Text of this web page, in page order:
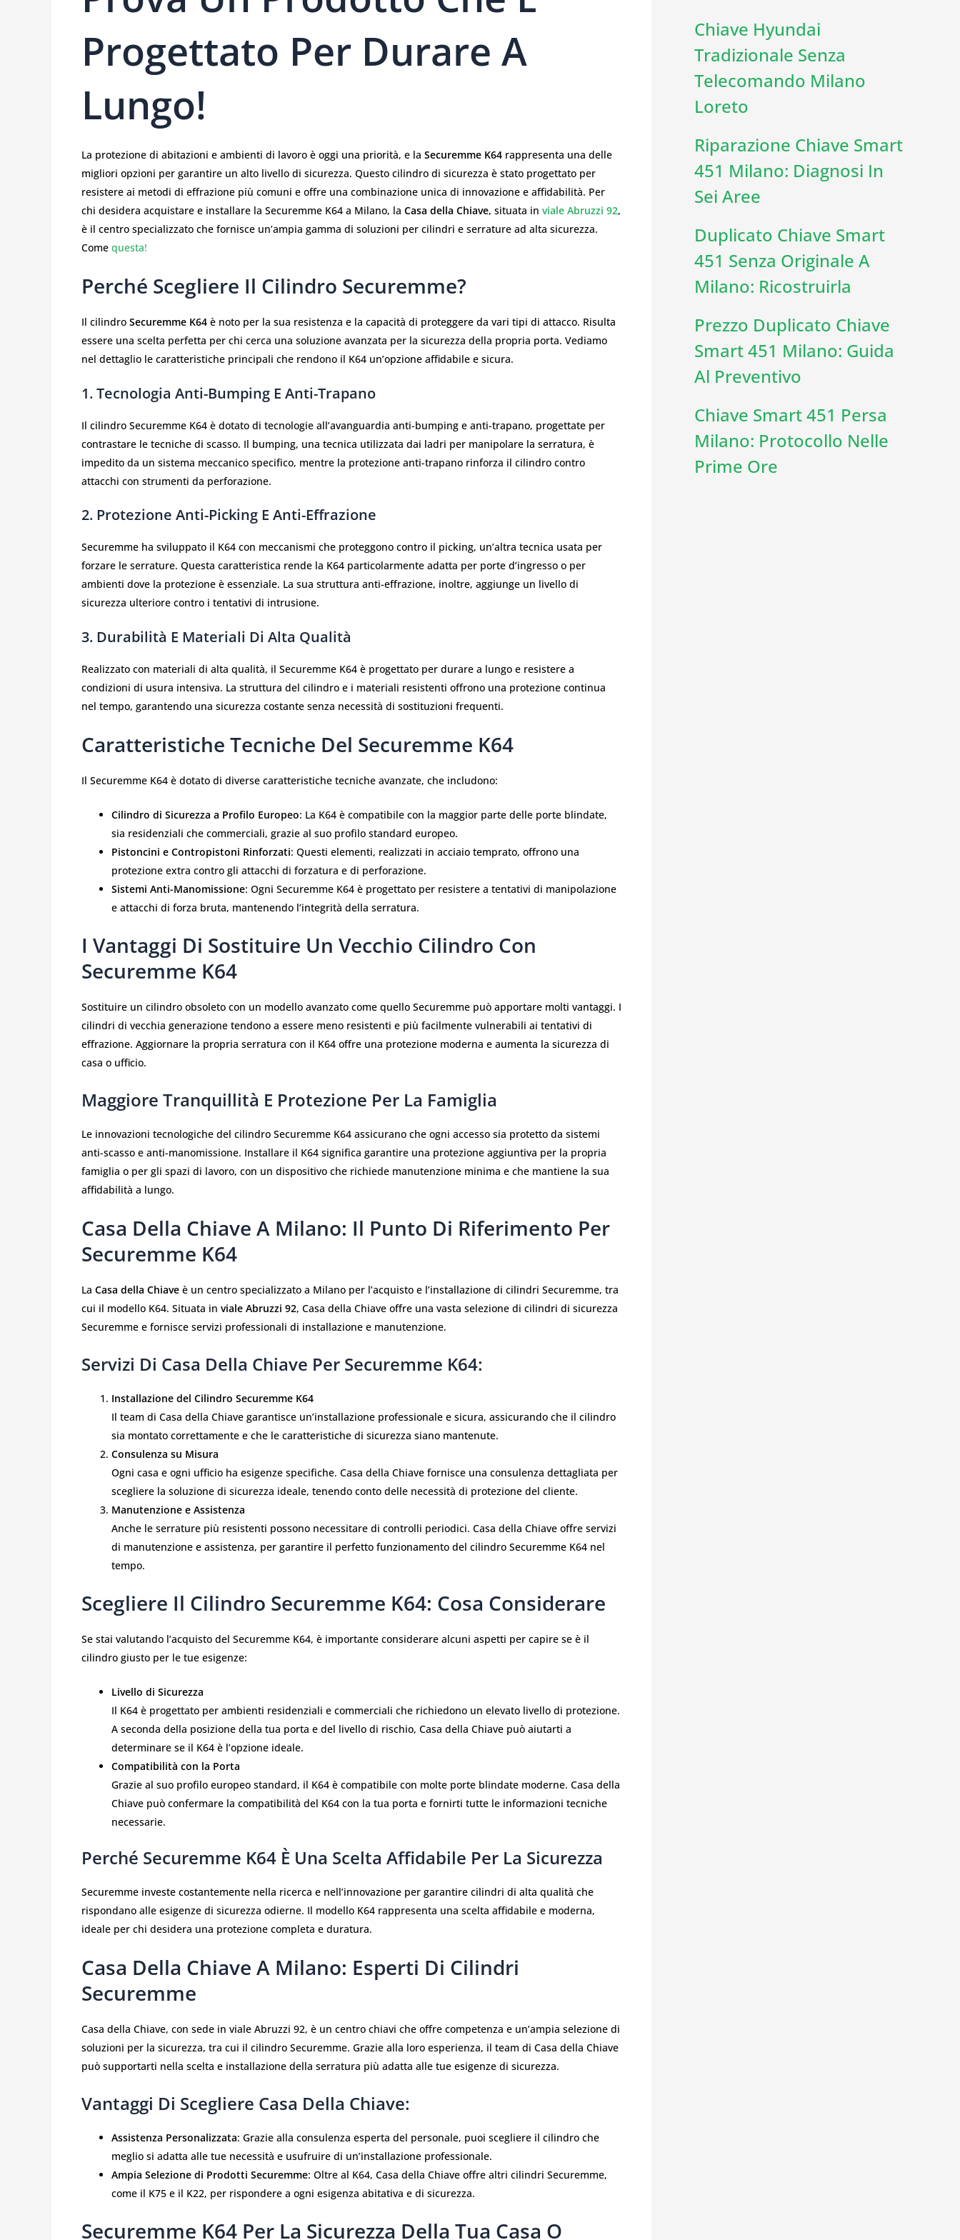
Progettato Per Durare A
Lungo!
La protezione di abitazioni e ambienti di lavoro è oggi una priorità, e la Securemme K64 rappresenta una delle
migliori opzioni per garantire un alto livello di sicurezza. Questo cilindro di sicurezza è stato progettato per
resistere ai metodi di effrazione più comuni e offre una combinazione unica di innovazione e affidabilità. Per
chi desidera acquistare e installare la Securemme K64 a Milano, la Casa della Chiave, situata in viale Abruzzi 92,
è il centro specializzato che fornisce un’ampia gamma di soluzioni per cilindri e serrature ad alta sicurezza.
Come questa!
Perché Scegliere Il Cilindro Securemme?
Il cilindro Securemme K64 è noto per la sua resistenza e la capacità di proteggere da vari tipi di attacco. Risulta
essere una scelta perfetta per chi cerca una soluzione avanzata per la sicurezza della propria porta. Vediamo
nel dettaglio le caratteristiche principali che rendono il K64 un’opzione affidabile e sicura.
1. Tecnologia Anti-Bumping E Anti-Trapano
Il cilindro Securemme K64 è dotato di tecnologie all’avanguardia anti-bumping e anti-trapano, progettate per
contrastare le tecniche di scasso. Il bumping, una tecnica utilizzata dai ladri per manipolare la serratura, è
impedito da un sistema meccanico specifico, mentre la protezione anti-trapano rinforza il cilindro contro
attacchi con strumenti da perforazione.
2. Protezione Anti-Picking E Anti-Effrazione
Securemme ha sviluppato il K64 con meccanismi che proteggono contro il picking, un’altra tecnica usata per
forzare le serrature. Questa caratteristica rende la K64 particolarmente adatta per porte d’ingresso o per
ambienti dove la protezione è essenziale. La sua struttura anti-effrazione, inoltre, aggiunge un livello di
sicurezza ulteriore contro i tentativi di intrusione.
3. Durabilità E Materiali Di Alta Qualità
Realizzato con materiali di alta qualità, il Securemme K64 è progettato per durare a lungo e resistere a
condizioni di usura intensiva. La struttura del cilindro e i materiali resistenti offrono una protezione continua
nel tempo, garantendo una sicurezza costante senza necessità di sostituzioni frequenti.
Caratteristiche Tecniche Del Securemme K64
Il Securemme K64 è dotato di diverse caratteristiche tecniche avanzate, che includono:
Cilindro di Sicurezza a Profilo Europeo: La K64 è compatibile con la maggior parte delle porte blindate,
sia residenziali che commerciali, grazie al suo profilo standard europeo.
Pistoncini e Contropistoni Rinforzati: Questi elementi, realizzati in acciaio temprato, offrono una
protezione extra contro gli attacchi di forzatura e di perforazione.
Sistemi Anti-Manomissione: Ogni Securemme K64 è progettato per resistere a tentativi di manipolazione
e attacchi di forza bruta, mantenendo l’integrità della serratura.
I Vantaggi Di Sostituire Un Vecchio Cilindro Con
Securemme K64
Sostituire un cilindro obsoleto con un modello avanzato come quello Securemme può apportare molti vantaggi. I
cilindri di vecchia generazione tendono a essere meno resistenti e più facilmente vulnerabili ai tentativi di
effrazione. Aggiornare la propria serratura con il K64 offre una protezione moderna e aumenta la sicurezza di
casa o ufficio.
Maggiore Tranquillità E Protezione Per La Famiglia
Le innovazioni tecnologiche del cilindro Securemme K64 assicurano che ogni accesso sia protetto da sistemi
anti-scasso e anti-manomissione. Installare il K64 significa garantire una protezione aggiuntiva per la propria
famiglia o per gli spazi di lavoro, con un dispositivo che richiede manutenzione minima e che mantiene la sua
affidabilità a lungo.
Casa Della Chiave A Milano: Il Punto Di Riferimento Per
Securemme K64
La Casa della Chiave è un centro specializzato a Milano per l’acquisto e l’installazione di cilindri Securemme, tra
cui il modello K64. Situata in viale Abruzzi 92, Casa della Chiave offre una vasta selezione di cilindri di sicurezza
Securemme e fornisce servizi professionali di installazione e manutenzione.
Servizi Di Casa Della Chiave Per Securemme K64:
Installazione del Cilindro Securemme K64
Il team di Casa della Chiave garantisce un’installazione professionale e sicura, assicurando che il cilindro
sia montato correttamente e che le caratteristiche di sicurezza siano mantenute.
Consulenza su Misura
Ogni casa e ogni ufficio ha esigenze specifiche. Casa della Chiave fornisce una consulenza dettagliata per
scegliere la soluzione di sicurezza ideale, tenendo conto delle necessità di protezione del cliente.
Manutenzione e Assistenza
Anche le serrature più resistenti possono necessitare di controlli periodici. Casa della Chiave offre servizi
di manutenzione e assistenza, per garantire il perfetto funzionamento del cilindro Securemme K64 nel
tempo.
Scegliere Il Cilindro Securemme K64: Cosa Considerare
Se stai valutando l’acquisto del Securemme K64, è importante considerare alcuni aspetti per capire se è il
cilindro giusto per le tue esigenze:
Livello di Sicurezza
Il K64 è progettato per ambienti residenziali e commerciali che richiedono un elevato livello di protezione.
A seconda della posizione della tua porta e del livello di rischio, Casa della Chiave può aiutarti a
determinare se il K64 è l’opzione ideale.
Compatibilità con la Porta
Grazie al suo profilo europeo standard, il K64 è compatibile con molte porte blindate moderne. Casa della
Chiave può confermare la compatibilità del K64 con la tua porta e fornirti tutte le informazioni tecniche
necessarie.
Perché Securemme K64 È Una Scelta Affidabile Per La Sicurezza
Securemme investe costantemente nella ricerca e nell’innovazione per garantire cilindri di alta qualità che
rispondano alle esigenze di sicurezza odierne. Il modello K64 rappresenta una scelta affidabile e moderna,
ideale per chi desidera una protezione completa e duratura.
Casa Della Chiave A Milano: Esperti Di Cilindri
Securemme
Casa della Chiave, con sede in viale Abruzzi 92, è un centro chiavi che offre competenza e un’ampia selezione di
soluzioni per la sicurezza, tra cui il cilindro Securemme. Grazie alla loro esperienza, il team di Casa della Chiave
può supportarti nella scelta e installazione della serratura più adatta alle tue esigenze di sicurezza.
Vantaggi Di Scegliere Casa Della Chiave:
Assistenza Personalizzata: Grazie alla consulenza esperta del personale, puoi scegliere il cilindro che
meglio si adatta alle tue necessità e usufruire di un’installazione professionale.
Ampia Selezione di Prodotti Securemme: Oltre al K64, Casa della Chiave offre altri cilindri Securemme,
come il K75 e il K22, per rispondere a ogni esigenza abitativa e di sicurezza.
Securemme K64 Per La Sicurezza Della Tua Casa O
Chiave Hyundai
Tradizionale Senza
Telecomando Milano
Loreto
Riparazione Chiave Smart
451 Milano: Diagnosi In
Sei Aree
Duplicato Chiave Smart
451 Senza Originale A
Milano: Ricostruirla
Prezzo Duplicato Chiave
Smart 451 Milano: Guida
Al Preventivo
Chiave Smart 451 Persa
Milano: Protocollo Nelle
Prime Ore